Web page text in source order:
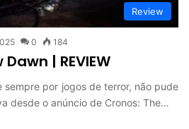
Review
0 184
| REVIEW
sempre por jogos de terror, não pude
desde o anúncio de Cronos: The…